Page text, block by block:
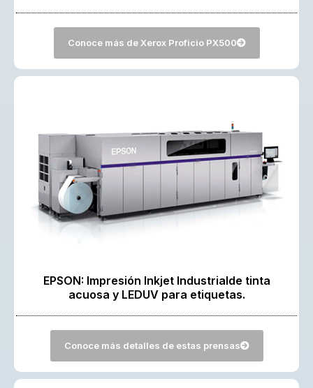
Conoce más de Xerox Proficio PX500
EPSON: Impresión Inkjet Industrialde tinta
acuosa y LEDUV para etiquetas.
Conoce más detalles de estas prensas